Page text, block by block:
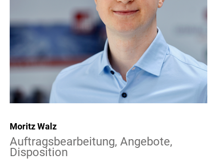
Moritz Walz
Auftragsbearbeitung, Angebote,
Disposition